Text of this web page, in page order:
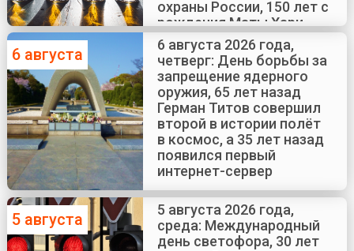
охраны России, 150 лет с
рождения Маты Хари
6 августа
6 августа 2026 года,
четверг: День борьбы за
запрещение ядерного
оружия, 65 лет назад
Герман Титов совершил
второй в истории полёт
в космос, а 35 лет назад
появился первый
интернет-сервер
5 августа
5 августа 2026 года,
среда: Международный
день светофора, 30 лет